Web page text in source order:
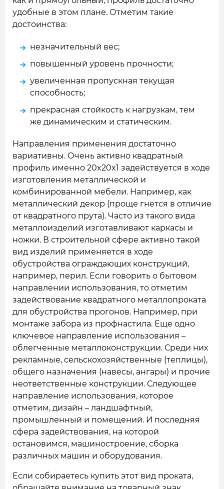
удобные в этом плане. Отметим такие
достоинства:
незначительный вес;
повышенный уровень прочности;
увеличенная пропускная текущая
способность;
прекрасная стойкость к нагрузкам, тем
же динамическим и статическим.
Направления применения достаточно
вариативны. Очень активно квадратный
профиль именно 20x20x1 задействуется в ходе
изготовления металлической и
комбинированной мебели. Например, как
металлический декор (проще гнется в отличие
от квадратного прута). Часто из такого вида
металлоизделий изготавливают каркасы и
ножки. В строительной сфере активно такой
вид изделий применяется в ходе
обустройства ограждающих конструкций,
например, перил. Если говорить о бытовом
направлении использования, то отметим
задействование квадратного металлопроката
для обустройства прогонов. Например, при
монтаже забора из профнастила. Еще одно
ключевое направление использования –
облегченные металлоконструкции. Среди них
рекламные, сельскохозяйственные (теплицы),
общего назначения (навесы, ангары) и прочие
неответственные конструкции. Следующее
направление использования, которое
отметим, дизайн – ландшафтный,
промышленный и помещений. И последняя
сфера задействования, на которой
остановимся, машиностроение, сборка
различных машин и оборудования.
Если собираетесь купить этот вид проката,